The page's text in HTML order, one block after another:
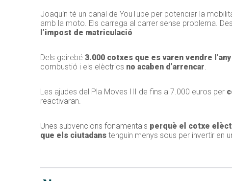
Joaquín té un canal de YouTube per potenciar la
amb la moto. Els carrega al carrer sense problema.
l’impost de matriculació.
Dels gairebé 3.000 cotxes que es varen vendre
combustió i els elèctrics no acaben d’arrencar.
Les ajudes del Pla Moves III de fins a 7.000 euros per
reactivaran.
Unes subvencions fonamentals perquè el cotxe
que els ciutadans tenguin menys sous per invertir en